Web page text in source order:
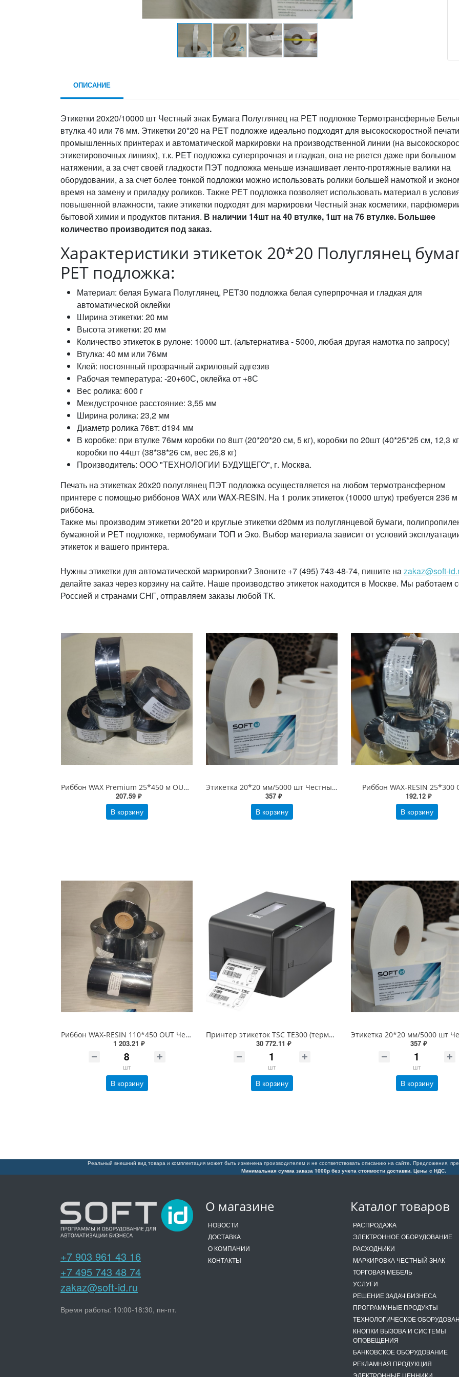
ОПИСАНИЕ
Этикетки 20х20/10000 шт Честный знак Бумага Полуглянец на PET подложке Термотрансферные
втулка 40 или 76 мм. Этикетки 20*20 на PET подложке идеально подходят для высокоскоростной
промышленных принтерах и автоматической маркировки на производственной линии (на
этикетировочных линиях), т.к. PET подложка суперпрочная и гладкая, она не рвется даже при большом
натяжении, а за счет своей гладкости ПЭТ подложка меньше изнашивает ленто-протяжные валики на
оборудовании, а за счет более тонкой подложки можно использовать ролики большей намоткой и
время на замену и приладку роликов. Также РЕТ подложка позволяет использовать материал в
повышенной влажности, такие этикетки подходят для маркировки Честный знак косметики,
бытовой химии и продуктов питания. В наличии 14шт на 40 втулке, 1шт на 76 втулке. Большее
количество производится под заказ.
Характеристики этикеток 20*20 Полуглянец
PET подложка:
Материал: белая Бумага Полуглянец, PET30 подложка белая суперпрочная и гладкая для
автоматической оклейки
Ширина этикетки: 20 мм
Высота этикетки: 20 мм
Количество этикеток в рулоне: 10000 шт. (альтернатива - 5000, любая другая намотка по запросу)
Втулка: 40 мм или 76мм
Клей: постоянный прозрачный акриловый адгезив
Рабочая температура: -20+60С, оклейка от +8С
Вес ролика: 600 г
Междустрочное расстояние: 3,55 мм
Ширина ролика: 23,2 мм
Диаметр ролика 76вт: d194 мм
В коробке: при втулке 76мм коробки по 8шт (20*20*20 см, 5 кг), коробки по 20шт (40*25*25 см, 12,3
коробки по 44шт (38*38*26 см, вес 26,8 кг)
Производитель: ООО "ТЕХНОЛОГИИ БУДУЩЕГО", г. Москва.
Печать на этикетках 20х20 полуглянец ПЭТ подложка осуществляется на любом термотрансферном
принтере с помощью риббонов WAX или WAX-RESIN. На 1 ролик этикеток (10000 штук) требуется 236 м
риббона.
Также мы производим этикетки 20*20 и круглые этикетки d20мм из полуглянцевой бумаги,
бумажной и PET подложке, термобумаги ТОП и Эко. Выбор материала зависит от условий
этикеток и вашего принтера.
Нужны этикетки для автоматической маркировки? Звоните +7 (495) 743-48-74, пишите наzakaz@soft-
делайте заказ через корзину на сайте. Наше производство этикеток находится в Москве. Мы работаем
Россией и странами СНГ, отправляем заказы любой ТК.
Риббон WAX Premium 25*450 м OUT Черный
207.59 ₽
В корзину
Этикетка 20*20 мм/5000 шт Честный знак, втулка 40/76 мм, PP Полипропиленовая Белая Глянцевая (20х20 этикетка)
357 ₽
В корзину
Риббон WAX-RESIN 25*300
192.12 ₽
В корзину
Риббон WAX-RESIN 110*450 OUT Черный
1 203.21 ₽
шт
В корзину
Принтер этикеток TSC TE300 (термотрансферный, печать 300dpi, USB) 99-065A701-00LF00
30 772.11 ₽
шт
В корзину
357 ₽
шт
В корзину
Реальный внешний вид товара и комплектация может быть изменена производителем и не соответствовать описанию на сайте. Предложения,
Минимальная сумма заказа 1000р без учета стоимости доставки. Цены с НДС.
О магазине
НОВОСТИ
ДОСТАВКА
О КОМПАНИИ
КОНТАКТЫ
Каталог товаров
РАСПРОДАЖА
ЭЛЕКТРОННОЕ ОБОРУДОВАНИЕ
РАСХОДНИКИ
МАРКИРОВКА ЧЕСТНЫЙ ЗНАК
ТОРГОВАЯ МЕБЕЛЬ
УСЛУГИ
РЕШЕНИЕ ЗАДАЧ БИЗНЕСА
ПРОГРАММНЫЕ ПРОДУКТЫ
ТЕХНОЛОГИЧЕСКОЕ
КНОПКИ ВЫЗОВА И СИСТЕМЫ
ОПОВЕЩЕНИЯ
БАНКОВСКОЕ ОБОРУДОВАНИЕ
РЕКЛАМНАЯ ПРОДУКЦИЯ
+7 903 961 43 16
+7 495 743 48 74
zakaz@soft-id.ru
Время работы: 10:00-18:30, пн-пт.